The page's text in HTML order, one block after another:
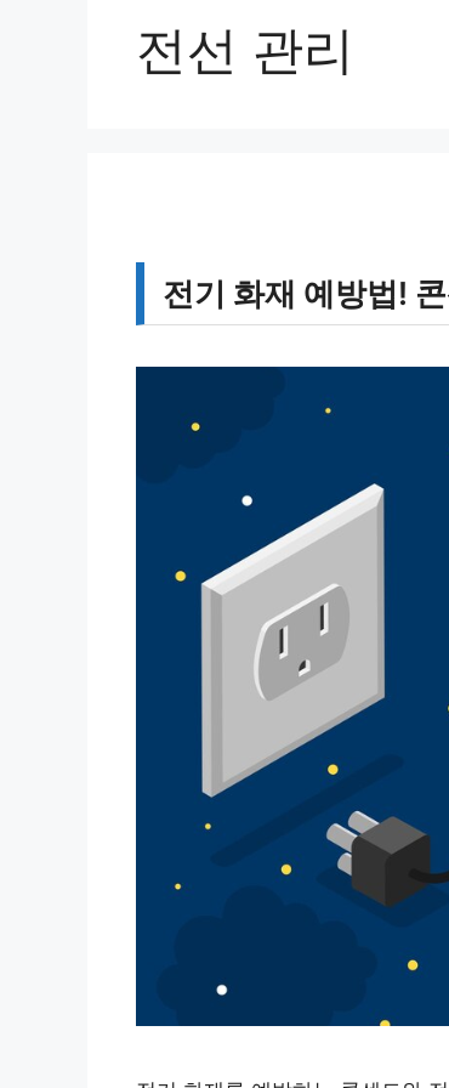
전선 관리
전기 화재 예방법!